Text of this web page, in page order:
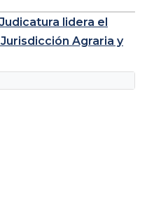
lidera el
Agraria y